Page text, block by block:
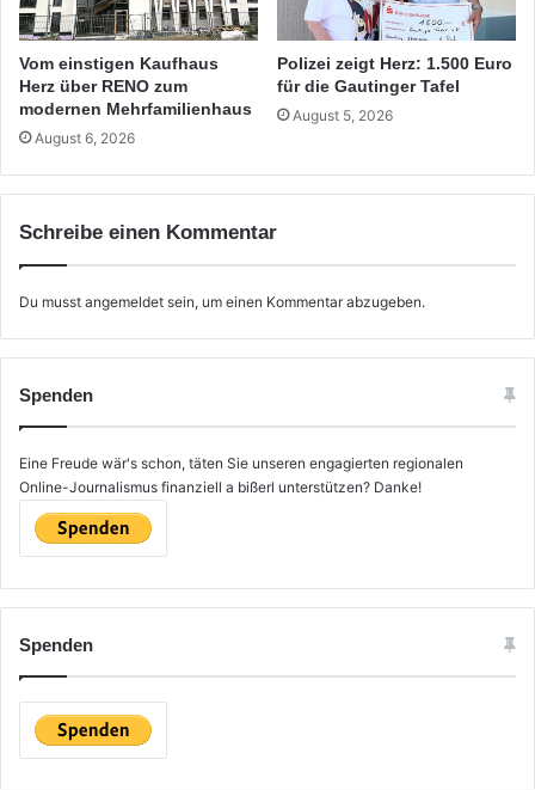
Vom einstigen Kaufhaus
Herz über RENO zum
modernen Mehrfamilienhaus
August 6, 2026
Polizei zeigt Herz: 1.500 Euro
für die Gautinger Tafel
August 5, 2026
Schreibe einen Kommentar
Du musst angemeldet sein, um einen Kommentar abzugeben.
Spenden
Eine Freude wär's schon, täten Sie unseren engagierten regionalen
Online-Journalismus finanziell a bißerl unterstützen? Danke!
Spenden